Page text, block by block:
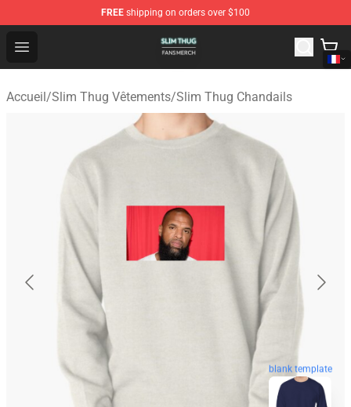
FREE shipping on orders over $100
Open menu
Slim Thug Shop - Official Slim Thug Merchandise Store
Accueil/Slim Thug Vêtements/Slim Thug Chandails
blank template